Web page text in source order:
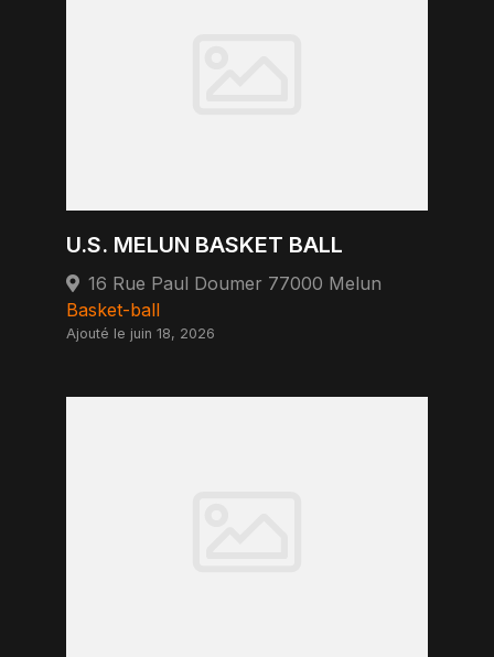
U.S. MELUN BASKET BALL
16 Rue Paul Doumer 77000 Melun
Basket-ball
Ajouté le juin 18, 2026